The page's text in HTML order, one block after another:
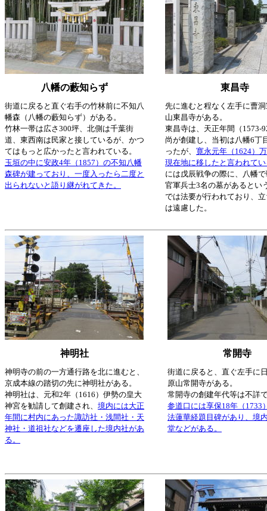
八幡の藪知らず 東昌寺
街道に戻ると直ぐ右手の竹林前に不知八
幡森（八幡の藪知らず）がある。
竹林一帯は広さ300坪、北側は千葉街
道、東西南は民家と接しているが、かつ
てはもっと広かったと言われている。
玉垣の中に安政4年（1857）の不知八幡
森碑が建っており、一度入ったら二度と
出られないと語り継がれてきた。
先に進むと程なく左手に曹
山東昌寺がある。
東昌寺は、天正年間（1573-
尚が創建し、当初は八幡6丁
ったが、 寛永元年（1624）
現在地に移したと言われて
には戊辰戦争の際に、八幡
官軍兵士3名の墓があるとい
では法要が行われており、
は遠慮した。
神明社 常開寺
神明寺の前の一方通行路を北に進むと、
京成本線の踏切の先に神明社がある。
神明社は、元和2年（1616）伊勢の皇大
神宮を勧請して創建され、 境内には大正
年間に村内にあった諏訪社・浅間社・天
神社・道祖社などを遷座した境内社があ
る。
街道に戻ると、直ぐ左手に
原山常開寺がある。
常開寺の創建年代等は不詳
参道口には享保18年（1733
法蓮華経題目碑があり、境
堂などがある。